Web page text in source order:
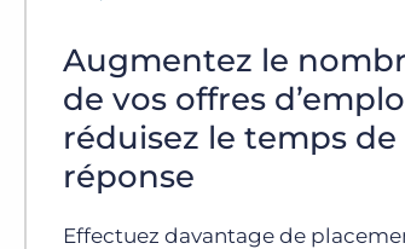
Augmentez le
de vos offres
réduisez le temps de
réponse
Effectuez davantage de